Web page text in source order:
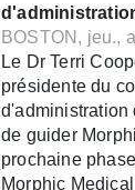
BOSTON, jeu.,
Le Dr Terri
présidente du
d'administration
de guider
prochaine
Morphic